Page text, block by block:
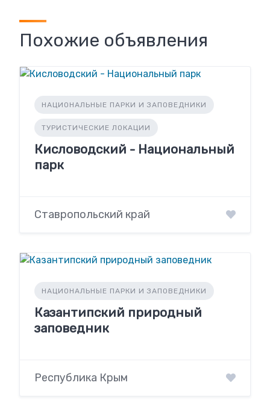
Похожие объявления
НАЦИОНАЛЬНЫЕ ПАРКИ И ЗАПОВЕДНИКИ
ТУРИСТИЧЕСКИЕ ЛОКАЦИИ
Кисловодский - Национальный
парк
Ставропольский край
НАЦИОНАЛЬНЫЕ ПАРКИ И ЗАПОВЕДНИКИ
Казантипский природный
заповедник
Республика Крым